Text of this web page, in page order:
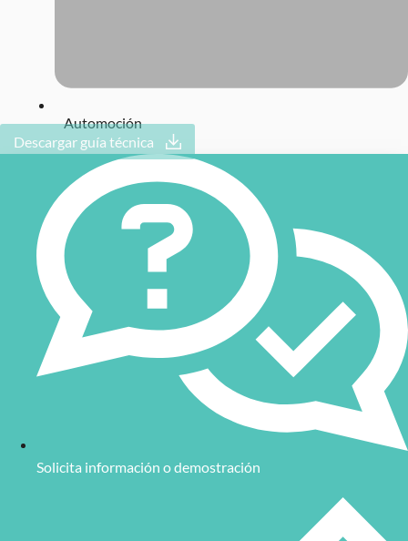
Automoción
Descargar guía técnica
Solicita información o demostración